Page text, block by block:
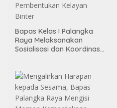
Bapas Kelas I Palangka
Raya Melaksanakan
Sosialisasi dan Koordinasi